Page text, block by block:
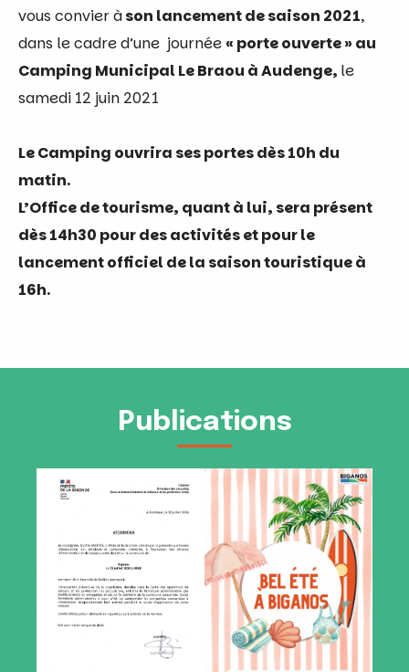
vous convier àson lancementdesaison 2021,
dans le cadre d’une journée « porte ouverte » au
Camping Municipal Le Braou à Audenge, le
samedi 12 juin 2021
Le Camping ouvrira ses portes dès 10h du
matin.
L’Officedetourisme, quant à lui, sera présent
dès 14h30 pour des activités et pour le
lancement officieldela saison touristique à
16h.
Publications